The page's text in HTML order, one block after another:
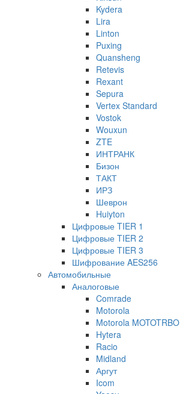
Kydera
Lira
Linton
Puxing
Quansheng
Retevis
Rexant
Sepura
Vertex Standard
Vostok
Wouxun
ZTE
ИНТРАНК
Бизон
ТАКТ
ИРЗ
Шеврон
Huiyton
Цифровые TIER 1
Цифровые TIER 2
Цифровые TIER 3
Шифрование AES256
Автомобильные
Аналоговые
Comrade
Motorola
Motorola MOTOTRBO
Hytera
Racio
Midland
Аргут
Icom